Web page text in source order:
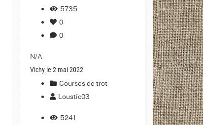
5735
0
0
N/A
Vichy le 2 mai 2022
Courses de trot
Loustic03
5241